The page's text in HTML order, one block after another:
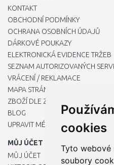
cookies
Tyto webové
soubory
KONTAKT
OBCHODNÍ PODMÍNKY
OCHRANA OSOBNÍCH ÚDAJŮ
DÁRKOVÉ POUKAZY
ELEKTRONICKÁ EVIDENCE TRŽEB
SEZNAM AUTORIZOVANÝCH
VRÁCENÍ / REKLAMACE
MAPA STRÁNKY
ZBOŽÍ DLE ZNAČEK
BLOG
UPRAVIT MÉ PŘEDVOLBY COOKIES
MŮJ ÚČET
MŮJ ÚČET